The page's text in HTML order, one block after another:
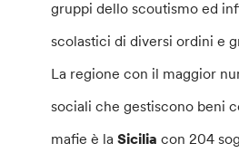
gruppi dello scoutismo ed
scolastici di diversi ordini e
La regione con il maggior
sociali che gestiscono beni
mafie è laSicilia con 204